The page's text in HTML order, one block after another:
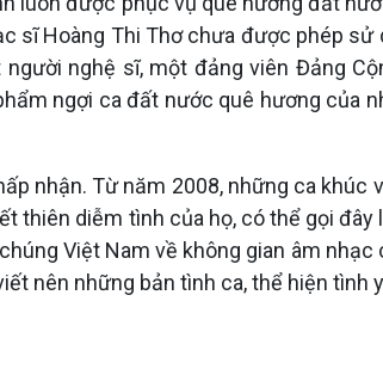
Hoàng Thi Thơ chưa được phép
nghệ sĩ, một đảng viên Đảng
ngợi ca đất nước quê hương của
nhận. Từ năm 2008, những ca
thiên diễm tình của họ, có thể gọi
Việt Nam về không gian âm
nên những bản tình ca, thể hiện tình